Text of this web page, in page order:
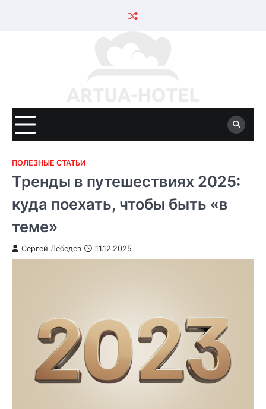
ПОЛЕЗНЫЕ СТАТЬИ
Тренды в путешествиях 2025:
куда поехать, чтобы быть «в
теме»
Сергей Лебедев 11.12.2025